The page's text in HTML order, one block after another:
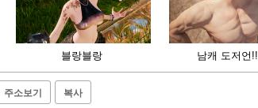
블랑블랑 남캐 도저언!!
주소보기 복사